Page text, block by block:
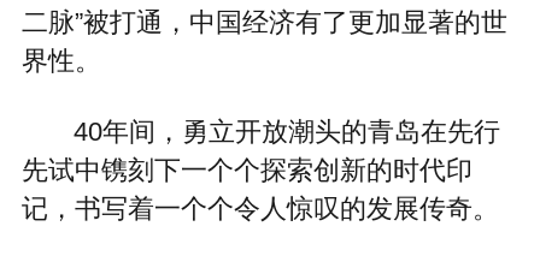
二脉”被打通，中国经济有了更加显著的世
界性。
40年间，勇立开放潮头的青岛在先行
先试中镌刻下一个个探索创新的时代印
记，书写着一个个令人惊叹的发展传奇。